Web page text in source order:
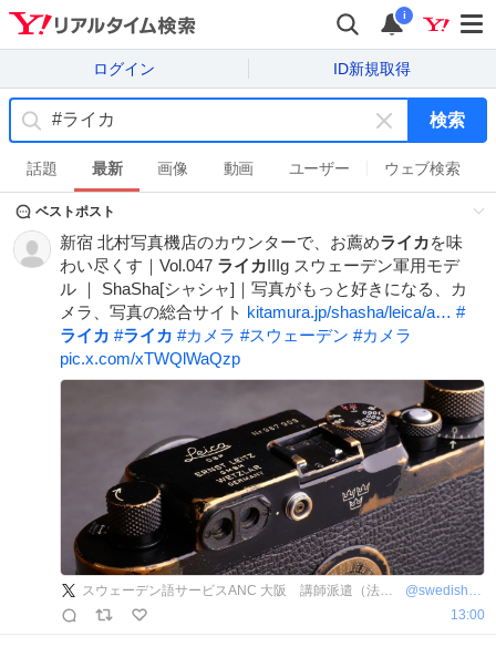
i
ログイン ID新規取得
キ
ー
ワ
ド
を
消
す
検索
話題 最新 画像 動画 ユーザー ウェブ検索
ベストポスト
新宿 北村写真機店のカウンターで、お薦めライカを味
わい尽くす｜Vol.047 ライカIIIg スウェーデン軍用モデ
ル ｜ ShaSha[シャシャ]｜写真がもっと好きになる、カ
メラ、写真の総合サイト kitamura.jp/shasha/leica/a… #
ライカ #ライカ #カメラ #スウェーデン #カメラ
pic.x.com/xTWQlWaQzp
スウェーデン語サービスANC 大阪 講師派遣（法人向け語学研修）、翻訳、通訳、オンラインレッスンなど @swedish_info_
13:00